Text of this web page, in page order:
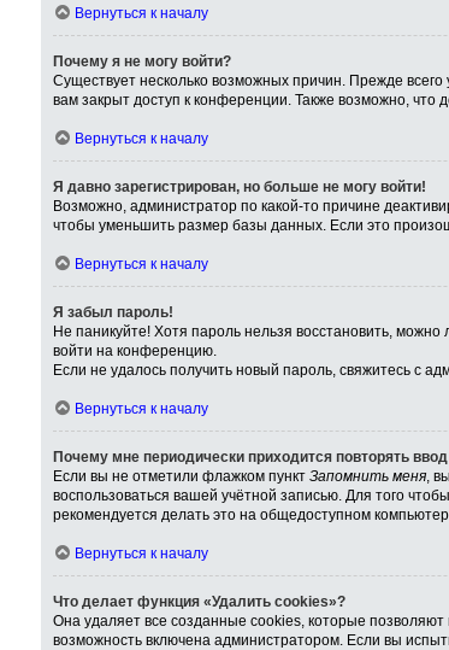
Вернуться к началу
Почему я не могу войти?
Существует несколько возможных причин. Прежде
вам закрыт доступ к конференции. Также возможно,
Вернуться к началу
Я давно зарегистрирован, но больше не могу войти!
Возможно, администратор по какой-то причине
чтобы уменьшить размер базы данных. Если это
Вернуться к началу
Я забыл пароль!
Не паникуйте! Хотя пароль нельзя восстановить,
войти на конференцию.
Если не удалось получить новый пароль, свяжитесь с
Вернуться к началу
Почему мне периодически приходится повторять
Если вы не отметили флажком пункт Запомнить меня,
воспользоваться вашей учётной записью. Для того
рекомендуется делать это на общедоступном
Вернуться к началу
Что делает функция «Удалить cookies»?
Она удаляет все созданные cookies, которые
возможность включена администратором. Если вы